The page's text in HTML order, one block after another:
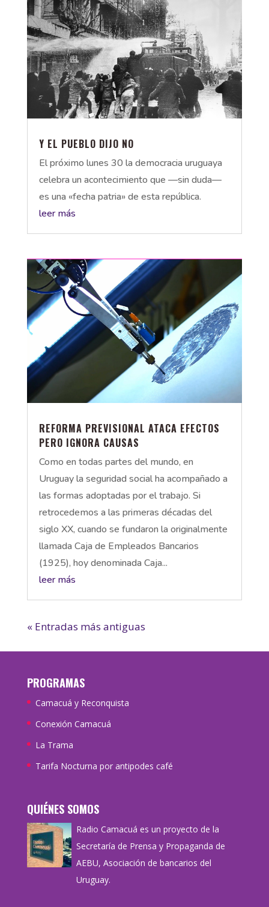
Y EL PUEBLO DIJO NO
El próximo lunes 30 la democracia uruguaya
celebra un acontecimiento que —sin duda—
es una «fecha patria» de esta república.
leer más
REFORMA PREVISIONAL ATACA EFECTOS
PERO IGNORA CAUSAS
Como en todas partes del mundo, en
Uruguay la seguridad social ha acompañado a
las formas adoptadas por el trabajo. Si
retrocedemos a las primeras décadas del
siglo XX, cuando se fundaron la originalmente
llamada Caja de Empleados Bancarios
(1925), hoy denominada Caja...
leer más
« Entradas más antiguas
PROGRAMAS
Camacuá y Reconquista
Conexión Camacuá
La Trama
Tarifa Nocturna por antipodes café
QUIÉNES SOMOS
Radio Camacuá es un proyecto de la
Secretaría de Prensa y Propaganda de
AEBU, Asociación de bancarios del
Uruguay.